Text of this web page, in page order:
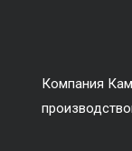
Компания